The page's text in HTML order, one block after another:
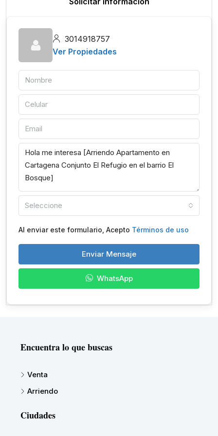
3014918757
Ver Propiedades
Seleccione
Al enviar este formulario, Acepto Términos de uso
Enviar Mensaje
WhatsApp
Encuentra lo que buscas
Venta
Arriendo
Ciudades